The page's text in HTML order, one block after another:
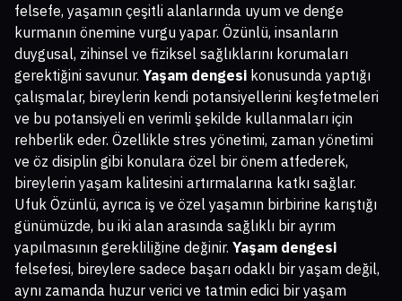
felsefe, yaşamın çeşitli alanlarında uyum ve denge
kurmanın önemine vurgu yapar. Özünlü, insanların
duygusal, zihinsel ve fiziksel sağlıklarını korumaları
gerektiğini savunur. Yaşam dengesi konusunda yaptığı
çalışmalar, bireylerin kendi potansiyellerini keşfetmeleri
ve bu potansiyeli en verimli şekilde kullanmaları için
rehberlik eder. Özellikle stres yönetimi, zaman yönetimi
ve öz disiplin gibi konulara özel bir önem atfederek,
bireylerin yaşam kalitesini artırmalarına katkı sağlar.
Ufuk Özünlü, ayrıca iş ve özel yaşamın birbirine karıştığı
günümüzde, bu iki alan arasında sağlıklı bir ayrım
yapılmasının gerekliliğine değinir. Yaşam dengesi
felsefesi, bireylere sadece başarı odaklı bir yaşam değil,
aynı zamanda huzur verici ve tatmin edici bir yaşam